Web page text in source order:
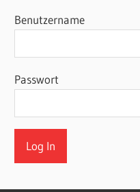
Benutzername
Passwort